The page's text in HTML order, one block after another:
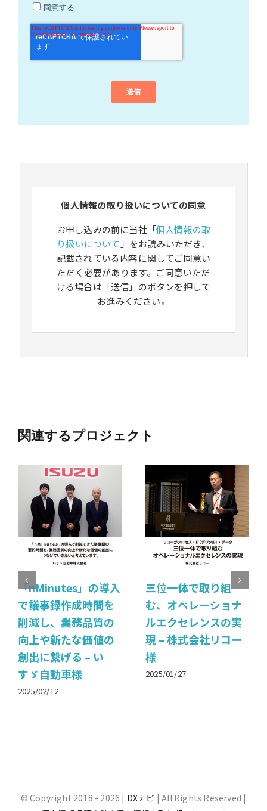
個人情報の取り扱いについての同意
お申し込みの前に当社「個人情報の取
り扱いについて 」をお読みいただき、
記載されている内容に関してご同意い
ただく必要があります。ご同意いただ
ける場合は「送信」のボタンを押して
お進みください。
関連するプロジェクト
「nMinutes」の導入
で議事録作成時間を
削減し、業務品質の
向上や新たな価値の
創出に繋げる – い
すゞ自動車様
2025/02/12
三位一体で取り組
む、オペレーショナ
ルエクセレンスの実
現 – 株式会社リコー
様
2025/01/27
© Copyright 2018 - 2026 | DXナビ | All Rights Reserved |